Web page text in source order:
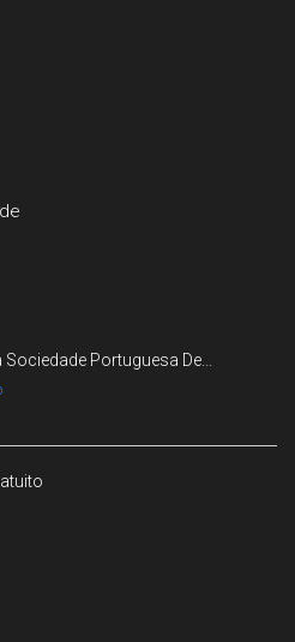
Portuguesa De...